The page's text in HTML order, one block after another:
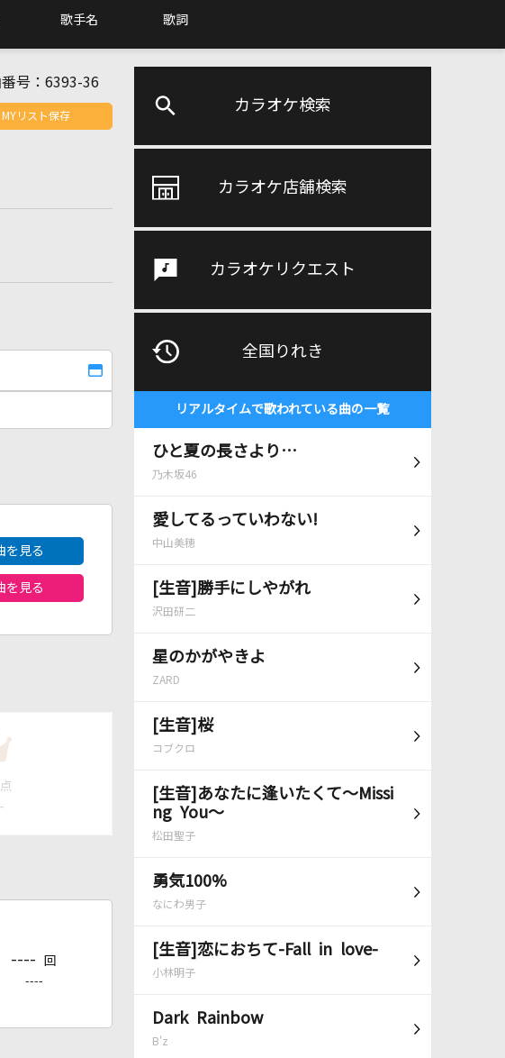
歌手名 歌詞
カラオケ検索
カラオケ店舗検索
カラオケリクエスト
全国りれき
リアルタイムで歌われている曲の一覧
ひと夏の長さより…
乃木坂46
愛してるっていわない!
中山美穂
[生音]勝手にしやがれ
沢田研二
星のかがやきよ
ZARD
[生音]桜
コブクロ
[生音]あなたに逢いたくて～Missi
ng You～
松田聖子
勇気100%
なにわ男子
[生音]恋におちて-Fall in love-
小林明子
Dark Rainbow
B'z
号： 6393-36
MYリスト保存
を見る
を見る
点
---- 回
----